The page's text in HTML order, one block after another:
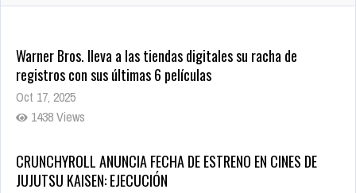
Warner Bros. lleva a las tiendas digitales su racha de
registros con sus últimas 6 películas
Oct 17, 2025
1438 Views
CRUNCHYROLL ANUNCIA FECHA DE ESTRENO EN CINES DE
JUJUTSU KAISEN: EJECUCIÓN